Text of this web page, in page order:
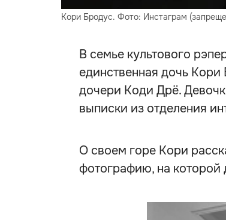
Кори Бродус. Фото: Инстаграм
В семье культового
единственная дочь
дочери Коди Дрё.
выписки из отделения
О своем горе Кори
фотографию, на